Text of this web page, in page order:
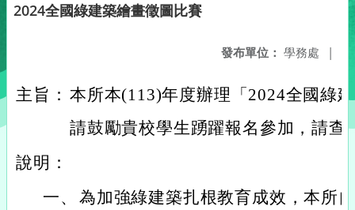
2024全國綠建築繪畫徵圖比賽
發布單位： 學務處 |
主旨： 本所本(113)年度辦理「2024全國綠
請鼓勵貴校學生踴躍報名參加，請查
說明：
一、 為加強綠建築扎根教育成效，本所